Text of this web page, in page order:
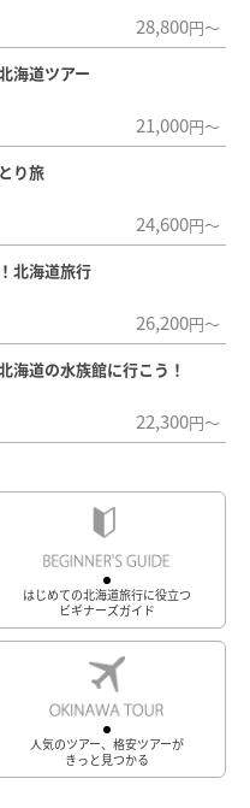
28,800円～
海道ツアー
21,000円～
り旅
24,600円～
北海道旅行
26,200円～
道の水族館に行こう！
22,300円～
はじめての北海道旅行に役立つ
ビギナーズガイド
人気のツアー、格安ツアーが
きっと見つかる